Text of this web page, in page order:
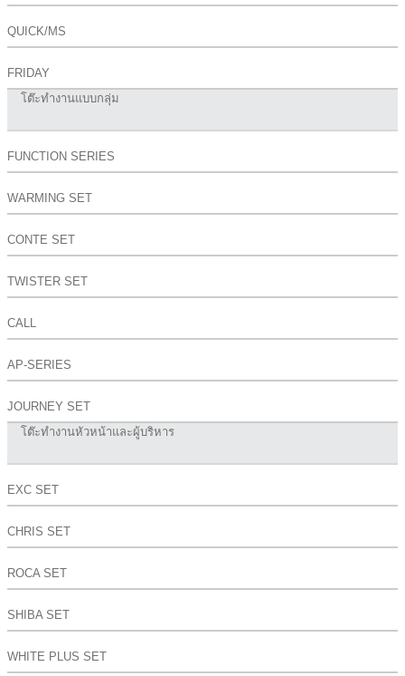
QUICK/MS
FRIDAY
โต๊ะทำงานแบบกลุ่ม
FUNCTION SERIES
WARMING SET
CONTE SET
TWISTER SET
CALL
AP-SERIES
JOURNEY SET
โต๊ะทำงานหัวหน้าและผู้บริหาร
EXC SET
CHRIS SET
ROCA SET
SHIBA SET
WHITE PLUS SET